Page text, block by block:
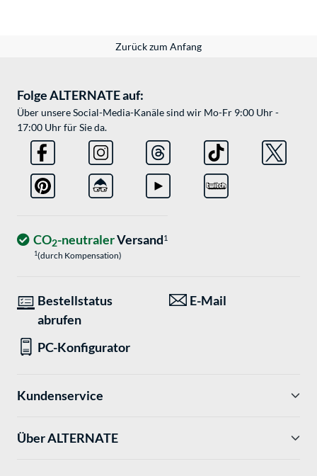
Zurück zum Anfang
Folge ALTERNATE auf:
Über unsere Social-Media-Kanäle sind wir Mo-Fr 9:00 Uhr -
17:00 Uhr für Sie da.
CO2-neutralerVersand1
1(durch Kompensation)
Bestellstatus
abrufen
E-Mail
PC-Konfigurator
Kundenservice
Über ALTERNATE